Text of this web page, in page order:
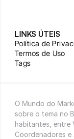
LINKS ÚTEIS
Política de
Termos de Uso
Tags
O Mundo do
sobre o tema no
habitantes, entre
Coordenadores e